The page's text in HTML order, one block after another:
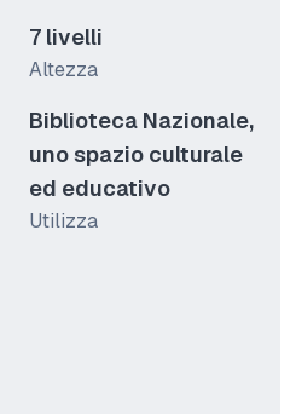
7 livelli
Altezza
Biblioteca Nazionale,
uno spazio culturale
ed educativo
Utilizza